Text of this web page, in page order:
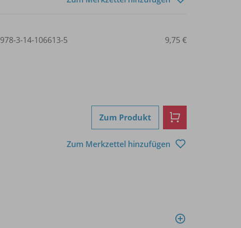
978-3-14-106613-5 9,75 €
Zum Produkt
Zum Merkzettel hinzufügen